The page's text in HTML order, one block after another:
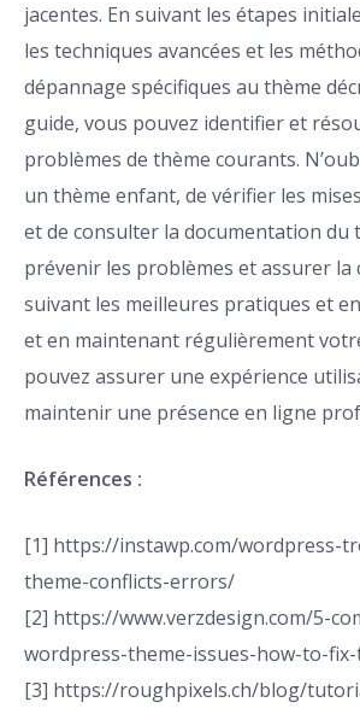
jacentes. En suivant les étapes
les techniques avancées et les
dépannage spécifiques au thème
guide, vous pouvez identifier et
problèmes de thème courants.
un thème enfant, de vérifier les
et de consulter la documentation du
prévenir les problèmes et assurer la
suivant les meilleures pratiques et
et en maintenant régulièrement
pouvez assurer une expérience
maintenir une présence en ligne
Références :
[1] https://instawp.com/wordpress-
theme-conflicts-errors/
[2] https://www.verzdesign.com/5-
wordpress-theme-issues-how-to-
[3] https://roughpixels.ch/blog/